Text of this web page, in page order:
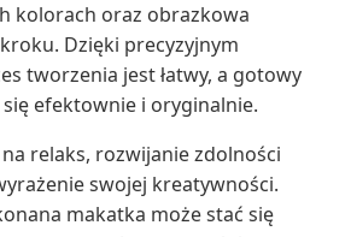
kolorach oraz obrazkowa
Dzięki precyzyjnym
tworzenia jest łatwy, a gotowy
efektownie i oryginalnie.
relaks, rozwijanie zdolności
swojej kreatywności.
makatka może stać się